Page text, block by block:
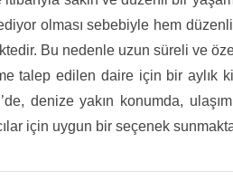
olması sebebiyle hem
Bu nedenle uzun süreli ve
talep edilen daire için bir aylık
denize yakın konumda,
için uygun bir seçenek